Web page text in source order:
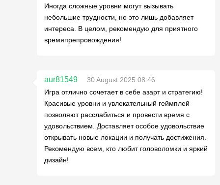
Иногда сложные уровни могут вызывать
небольшие трудности, но это лишь добавляет
интереса. В целом, рекомендую для приятного
времяпрепровождения!
aur81549
30 August 2025 08:46
Игра отлично сочетает в себе азарт и стратегию!
Красивые уровни и увлекательный геймплей
позволяют расслабиться и провести время с
удовольствием. Доставляет особое удовольствие
открывать новые локации и получать достижения.
Рекомендую всем, кто любит головоломки и яркий
дизайн!